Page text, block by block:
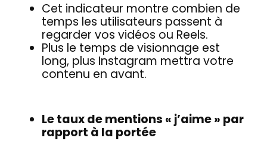
Cet indicateur montre combien de
temps les utilisateurs passent à
regarder vos vidéos ou Reels.
Plus le temps de visionnage est
long, plus Instagram mettra votre
contenu en avant.
Le taux de mentions « j’aime » par
rapport à la portée